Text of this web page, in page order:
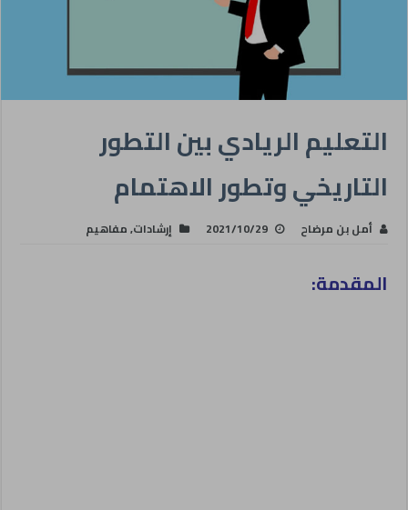
التعليم الريادي بين التطور
التاريخي وتطور الاهتمام
أمل بن مرضاح 2021/10/29 إرشادات,مفاهيم
المقدمة: